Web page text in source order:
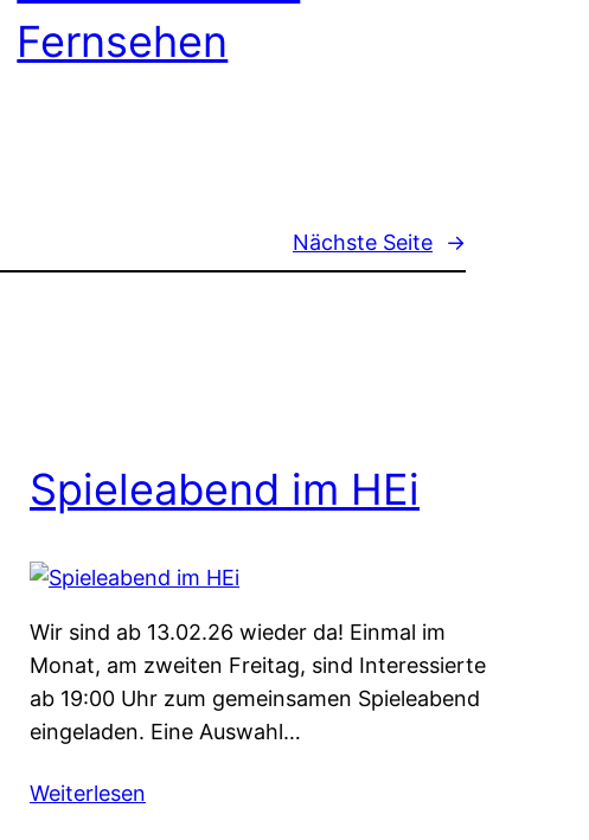
Fernsehen
Nächste Seite →
Spieleabend im HEi
Wir sind ab 13.02.26 wieder da! Einmal im
Monat, am zweiten Freitag, sind Interessierte
ab 19:00 Uhr zum gemeinsamen Spieleabend
eingeladen. Eine Auswahl…
Weiterlesen